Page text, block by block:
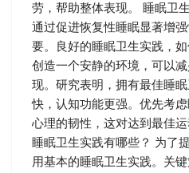
劳，帮助整体表现。 睡眠卫
通过促进恢复性睡眠显著增
要。良好的睡眠卫生实践，
创造一个安静的环境，可以
现。研究表明，拥有最佳睡
快，认知功能更强。优先考
心理的韧性，这对达到最佳
睡眠卫生实践有哪些？ 为了
用基本的睡眠卫生实践。关